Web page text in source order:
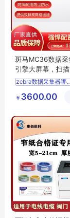
斑马MC36数据
引擎大屏幕，扫
zebra数据
盘点pda哪个好用
￥ 3600.00